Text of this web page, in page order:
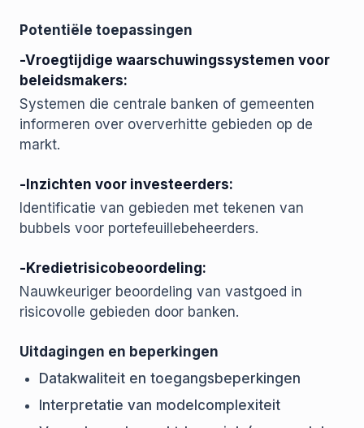
Potentiële toepassingen
-Vroegtijdige waarschuwingssystemen voor
beleidsmakers:
Systemen die centrale banken of gemeenten
informeren over oververhitte gebieden op de
markt.
-Inzichten voor investeerders:
Identificatie van gebieden met tekenen van
bubbels voor portefeuillebeheerders.
-Kredietrisicobeoordeling:
Nauwkeuriger beoordeling van vastgoed in
risicovolle gebieden door banken.
Uitdagingen en beperkingen
Datakwaliteit en toegangsbeperkingen
Interpretatie van modelcomplexiteit